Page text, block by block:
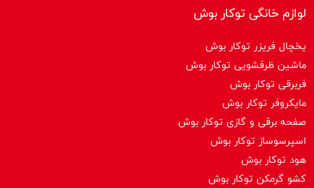
لوازم خانگی توکار بوش
یخچال فریزر توکار بوش
ماشین ظرفشویی توکار بوش
فربرقی توکار بوش
مایکروفر توکار بوش
صفحه برقی و گازی توکار بوش
اسپرسوساز توكار بوش
هود توکار بوش
کشو گرمکن توکار بوش